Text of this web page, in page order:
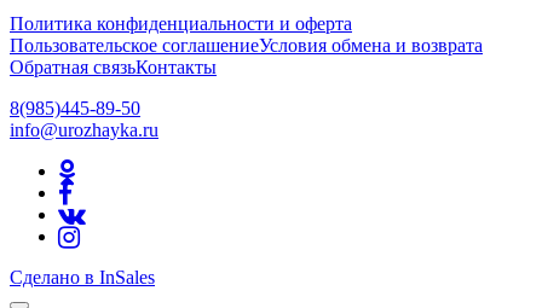
Политика конфиденциальности и оферта
Пользовательское соглашениеУсловия обмена и возврата
Обратная связьКонтакты
8(985)445-89-50
info@urozhayka.ru
Сделано в InSales